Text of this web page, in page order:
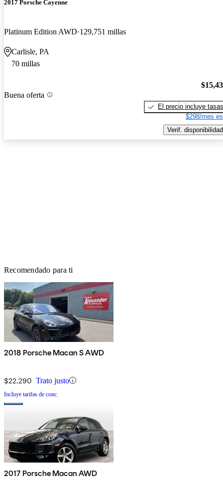
2017 Porsche Cayenne
Platinum Edition AWD 129,751 millas
Carlisle, PA
70 millas
Buena oferta
El precio incluye tasas
$298/mes
Verif. disponibilidad
Recomendado para ti
2018 Porsche Macan S AWD
$22,290 Trato justo
Incluye tarifas de conc.
2017 Porsche Macan AWD